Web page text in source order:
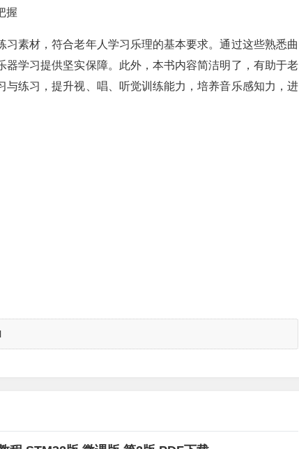
握
素材，符合老年人学习乐理的基本要求。通过这些熟悉曲
学习提供坚实保障。此外，本书内容简洁明了，有助于老
练习，提升视、唱、听觉训练能力，培养音乐感知力，进